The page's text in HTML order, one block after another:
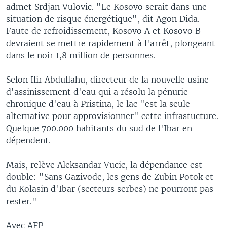
admet Srdjan Vulovic. "Le Kosovo serait dans une
situation de risque énergétique", dit Agon Dida.
Faute de refroidissement, Kosovo A et Kosovo B
devraient se mettre rapidement à l'arrêt, plongeant
dans le noir 1,8 million de personnes.
Selon Ilir Abdullahu, directeur de la nouvelle usine
d'assinissement d'eau qui a résolu la pénurie
chronique d'eau à Pristina, le lac "est la seule
alternative pour approvisionner" cette infrastucture.
Quelque 700.000 habitants du sud de l'Ibar en
dépendent.
Mais, relève Aleksandar Vucic, la dépendance est
double: "Sans Gazivode, les gens de Zubin Potok et
du Kolasin d'Ibar (secteurs serbes) ne pourront pas
rester."
Avec AFP